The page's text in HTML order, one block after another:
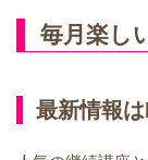
毎月楽し
最新情報